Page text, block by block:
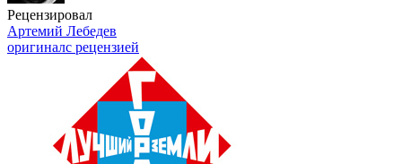
Рецензировал
Артемий Лебедев
оригиналс рецензией